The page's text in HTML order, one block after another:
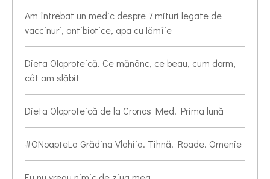
Am întrebat un medic despre 7 mituri legate de
vaccinuri, antibiotice, apa cu lămîie
Dieta Oloproteică. Ce mănânc, ce beau, cum dorm,
cât am slăbit
Dieta Oloproteică de la Cronos Med. Prima lună
#ONoapteLa Grădina Vlahiia. Tihnă. Roade. Omenie